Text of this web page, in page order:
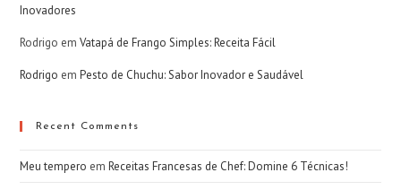
Inovadores
Rodrigo emVatapá de Frango Simples: Receita Fácil
Rodrigo emPesto de Chuchu: Sabor Inovador e Saudável
Recent Comments
Meu tempero emReceitas Francesas de Chef: Domine 6 Técnicas!